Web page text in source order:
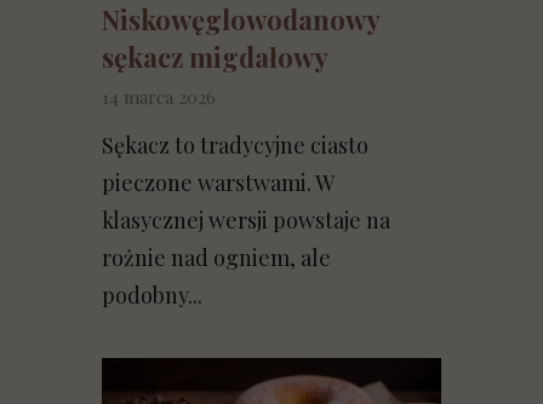
Niskowęglowodanowy
sękacz migdałowy
14 marca 2026
Sękacz to tradycyjne ciasto
pieczone warstwami. W
klasycznej wersji powstaje na
rożnie nad ogniem, ale
podobny...